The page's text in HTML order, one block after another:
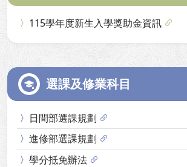
115學年度新生入學獎助金資訊
選課及修業科目
日間部選課規劃
進修部選課規劃
學分抵免辦法